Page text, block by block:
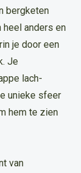
bergketen
heel anders en
je door een
Je
lach-
unieke sfeer
hem te zien
van